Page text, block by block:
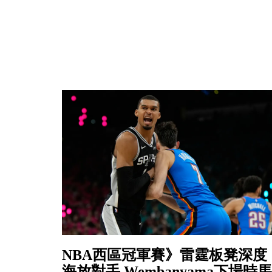
NBA西區冠軍賽》雷霆板凳深度